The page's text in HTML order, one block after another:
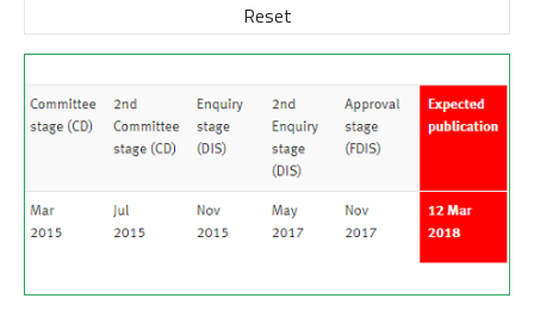
Reset